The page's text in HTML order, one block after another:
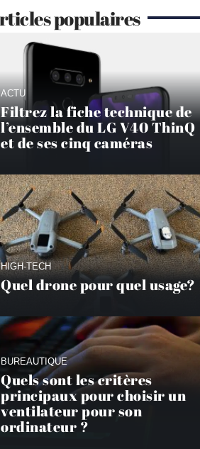
populaires
ACTU
Filtrez la fiche technique de
l’ensemble du LG V40 ThinQ
et de ses cinq caméras
HIGH-TECH
Quel drone pour quel usage?
BUREAUTIQUE
Quels sont les critères
principaux pour choisir un
ventilateur pour son
ordinateur ?